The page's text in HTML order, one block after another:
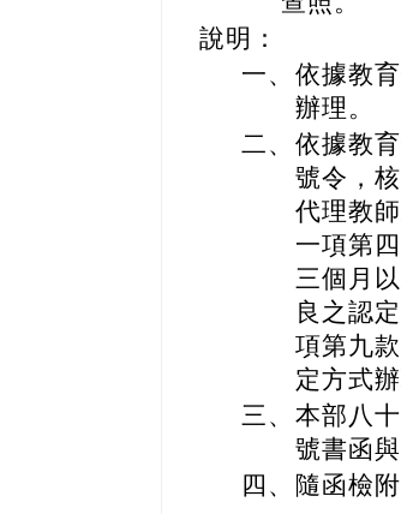
說明：
一、 依據教
辦理。
二、 依據教
號令，
代理教
一項第
三個月
良之認
項第九
定方式辦
三、 本部八
號書函
四、
隨函檢